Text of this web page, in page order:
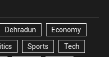
Dehradun Economy
Sports Tech